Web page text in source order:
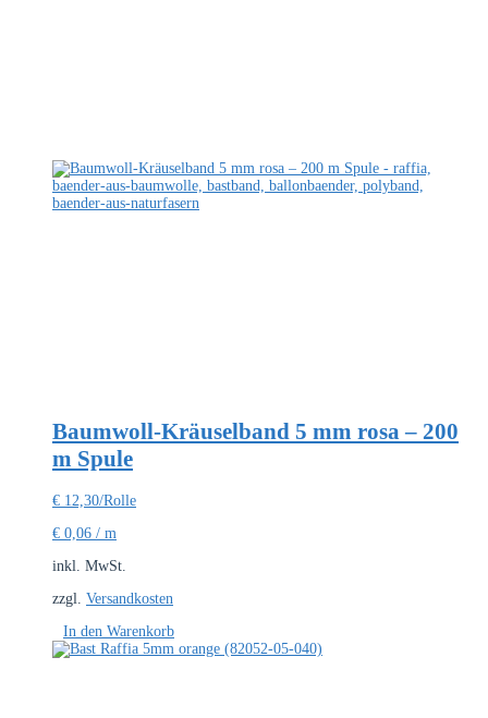
Baumwoll-Kräuselband 5 mm rosa – 200
m Spule
€ 12,30/Rolle
€ 0,06 / m
inkl. MwSt.
zzgl. Versandkosten
In den Warenkorb